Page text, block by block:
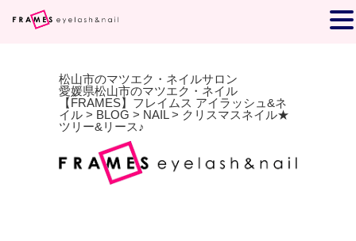
松山市のマツエク・ネイルサロン
愛媛県松山市のマツエク・ネイル
【FRAMES】フレイムス アイラッシュ&ネ
イル > BLOG > NAIL> クリスマスネイル★
ツリー&リース♪